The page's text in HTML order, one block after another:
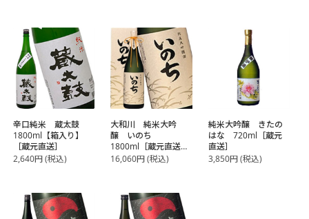
辛口純米 蔵太鼓
1800ml【箱入り】
［蔵元直送］
2,640円(税込)
大和川 純米大吟
醸 いのち
1800ml［蔵元直送］
【代引き不可】
16,060円(税込)
純米大吟醸 きたの
はな 720ml［蔵元
直送］
3,850円(税込)